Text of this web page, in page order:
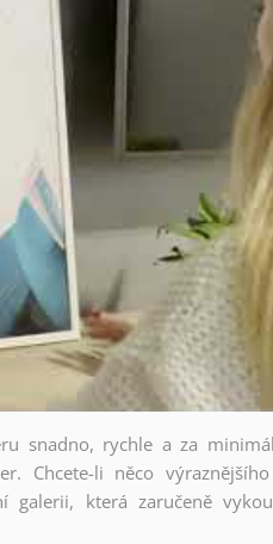
snadno, rychle a za
Chcete-li něco
galerii, která zaručeně